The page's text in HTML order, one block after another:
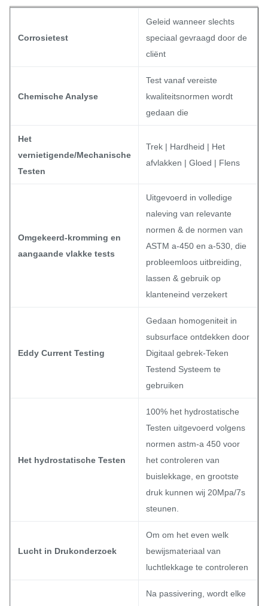
Corrosietest
Geleid wanneer slechts
speciaal gevraagd door de
cliënt
Chemische Analyse
Test vanaf vereiste
kwaliteitsnormen wordt
gedaan die
Het
vernietigende/Mechanische
Testen
Trek | Hardheid | Het
afvlakken | Gloed | Flens
Omgekeerd-kromming en
aangaande vlakke tests
Uitgevoerd in volledige
naleving van relevante
normen & de normen van
ASTM a-450 en a-530, die
probleemloos uitbreiding,
lassen & gebruik op
klanteneind verzekert
Eddy Current Testing
Gedaan homogeniteit in
subsurface ontdekken door
Digitaal gebrek-Teken
Testend Systeem te
gebruiken
Het hydrostatische Testen
100% het hydrostatische
Testen uitgevoerd volgens
normen astm-a 450 voor
het controleren van
buislekkage, en grootste
druk kunnen wij 20Mpa/7s
steunen.
Lucht in Drukonderzoek
Om om het even welk
bewijsmateriaal van
luchtlekkage te controleren
Na passivering, wordt elke